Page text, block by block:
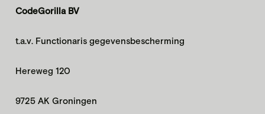
CodeGorilla BV
t.a.v. Functionaris gegevensbescherming
Hereweg 120
9725 AK Groningen